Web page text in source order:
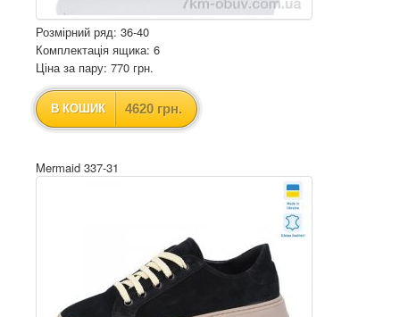
Розмірний ряд: 36-40
Комплектація ящика: 6
Ціна за пару: 770 грн.
В КОШИК 4620 грн.
Mermaid 337-31